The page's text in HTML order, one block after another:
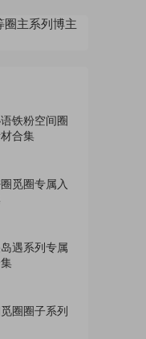
铁粉空间圈
合集
觅圈专属入
遇系列专属
圈圈子系列